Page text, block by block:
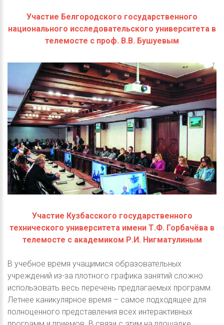
Участие Белгородского государственного
национального исследовательского университета в
телемосте с проф. В.В. Бушуевым
Участие Кузбасского государственного
технического университета имени Т.Ф. Горбачёва в
телемосте с академиком Р.И. Нигматулиным
В учебное время учащимися образовательных
учреждений из-за плотного графика занятий сложно
использовать весь перечень предлагаемых программ.
Летнее каникулярное время – самое подходящее для
полноценного представления всех интерактивных